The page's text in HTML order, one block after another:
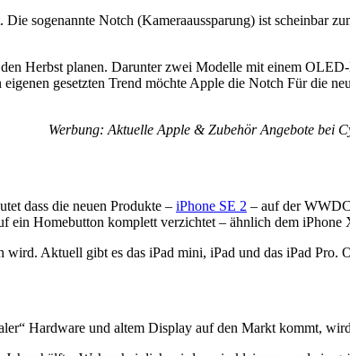
sogenannte Notch (Kameraaussparung) ist scheinbar
Herbst planen. Darunter zwei Modelle mit einem
eigenen gesetzten Trend möchte Apple die Notch Für die
Werbung: Aktuelle Apple & Zubehör Angebote bei
dass die neuen Produkte – iPhone SE 2 – auf der
ein Homebutton komplett verzichtet – ähnlich dem iPhone
Aktuell gibt es das iPad mini, iPad und das iPad
Hardware und altem Display auf den Markt kommt,